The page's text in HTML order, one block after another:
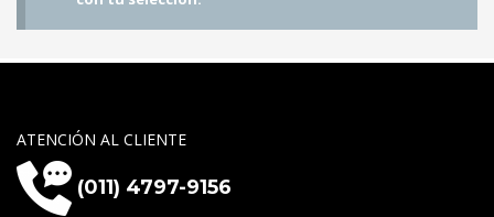
ATENCIÓN AL CLIENTE
(011) 4797-9156